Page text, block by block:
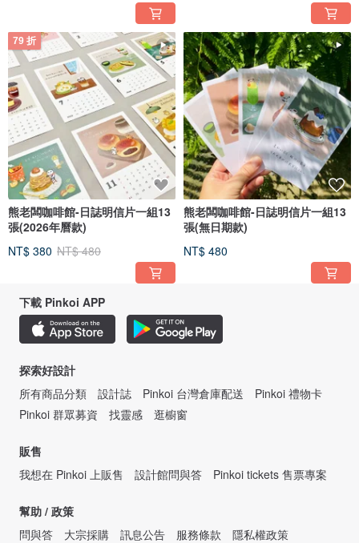
79 折
熊老闆咖啡館-日誌明信片一組13
張(2026年曆款)
NT$ 380 NT$ 480
熊老闆咖啡館-日誌明信片一組13
張(無日期款)
NT$ 480
下載 Pinkoi APP
探索好設計
所有商品分類
設計誌 Pinkoi 台灣倉庫配送
Pinkoi 禮物卡
Pinkoi 群眾募資
找靈感 逛櫥窗
販售
我想在 Pinkoi 上販售
設計館問與答 Pinkoi tickets 售票專案
幫助 / 政策
問與答
大宗採購 訊息公告 服務條款
隱私權政策